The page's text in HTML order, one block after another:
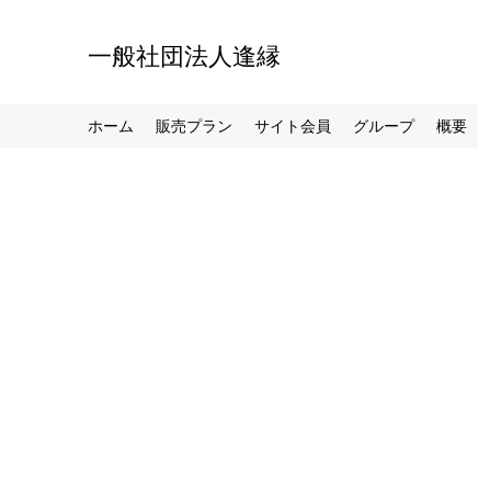
一般社団法人逢縁
ホーム 販売プラン サイト会員 グループ 概要